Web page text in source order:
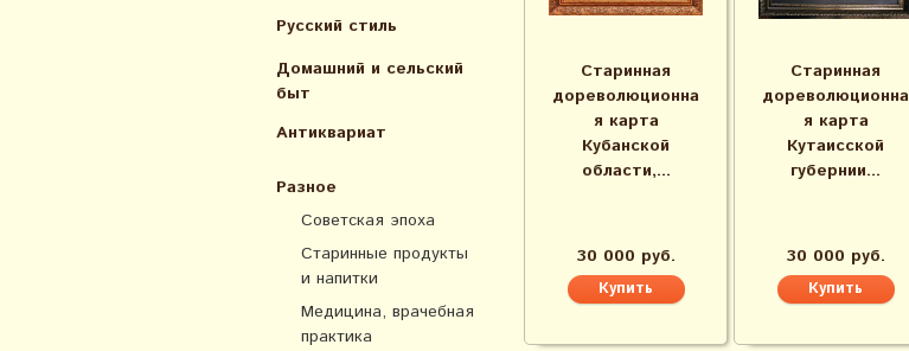
Русский стиль
Домашний и сельский
быт
Антиквариат
Разное
Советская эпоха
Старинные продукты
и напитки
Медицина, врачебная
практика
Старинная
дореволюционна
я карта
Кубанской
области,...
30 000 руб.
Старинная
дореволюционна
я карта
Кутаисской
губернии...
30 000 руб.